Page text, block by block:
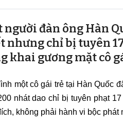
người đàn ông Hàn
nhưng chỉ bị tuyên
khai gương mặt cô
một cô gái trẻ tại Hàn Quốc
nhát dao chỉ bị tuyên phạt
không phải hành vi bộc phát